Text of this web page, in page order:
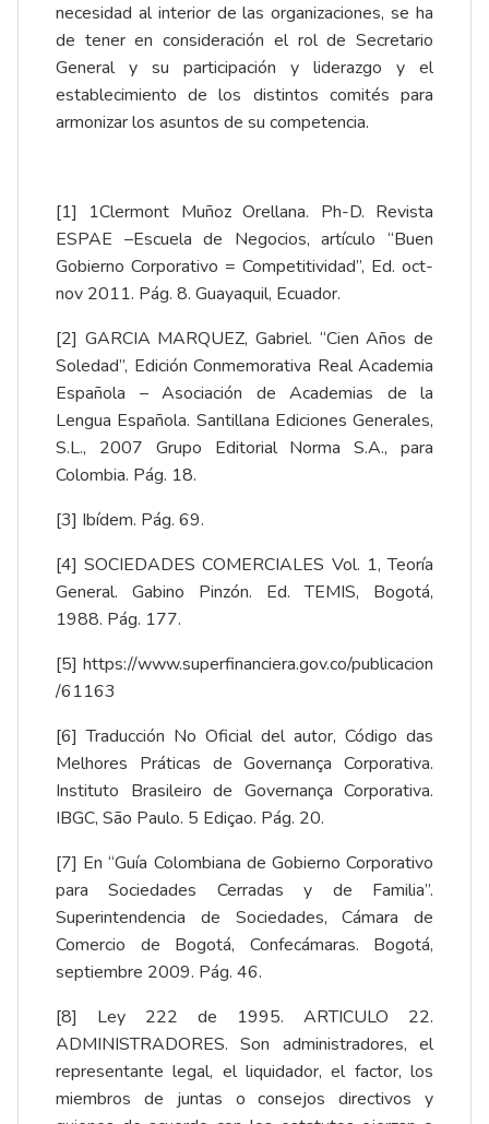
necesidad al interior de las organizaciones, se ha
de tener en consideración el rol de Secretario
General y su participación y liderazgo y el
establecimiento de los distintos comités para
armonizar los asuntos de su competencia.
[1] 1Clermont Muñoz Orellana. Ph-D. Revista
ESPAE –Escuela de Negocios, artículo “Buen
Gobierno Corporativo = Competitividad”, Ed. oct-
nov 2011. Pág. 8. Guayaquil, Ecuador.
[2] GARCIA MARQUEZ, Gabriel. “Cien Años de
Soledad”, Edición Conmemorativa Real Academia
Española – Asociación de Academias de la
Lengua Española. Santillana Ediciones Generales,
S.L., 2007 Grupo Editorial Norma S.A., para
Colombia. Pág. 18.
[3] Ibídem. Pág. 69.
[4] SOCIEDADES COMERCIALES Vol. 1, Teoría
General. Gabino Pinzón. Ed. TEMIS, Bogotá,
1988. Pág. 177.
[5] https://www.superfinanciera.gov.co/publicacion
/61163
[6] Traducción No Oficial del autor, Código das
Melhores Práticas de Governança Corporativa.
Instituto Brasileiro de Governança Corporativa.
IBGC, São Paulo. 5 Ediçao. Pág. 20.
[7] En “Guía Colombiana de Gobierno Corporativo
para Sociedades Cerradas y de Familia”.
Superintendencia de Sociedades, Cámara de
Comercio de Bogotá, Confecámaras. Bogotá,
septiembre 2009. Pág. 46.
[8] Ley 222 de 1995. ARTICULO 22.
ADMINISTRADORES. Son administradores, el
representante legal, el liquidador, el factor, los
miembros de juntas o consejos directivos y